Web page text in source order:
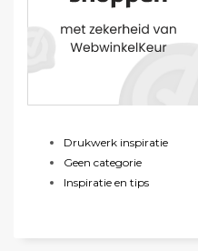
Drukwerk inspiratie
Geen categorie
Inspiratie en tips